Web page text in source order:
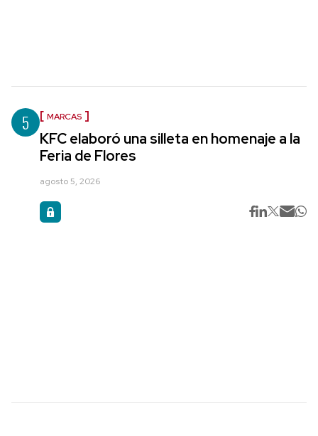
5 MARCAS
KFC elaboró una silleta en homenaje a la
Feria de Flores
agosto 5, 2026